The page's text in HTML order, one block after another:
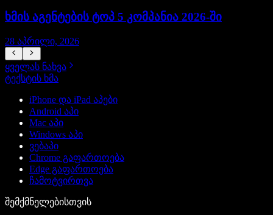
ხმის აგენტების ტოპ 5 კომპანია 2026-ში
28 აპრილი, 2026
ყველას ნახვა
ტექსტის ხმა
iPhone და iPad აპები
Android აპი
Mac აპი
Windows აპი
ვებაპი
Chrome გაფართოება
Edge გაფართოება
ჩამოტვირთვა
შემქმნელებისთვის